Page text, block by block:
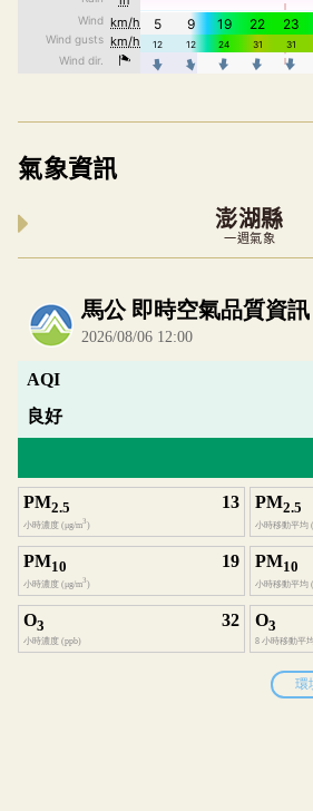
氣象資訊
澎湖縣
一週氣象
內嵌空氣品質小工具為視覺